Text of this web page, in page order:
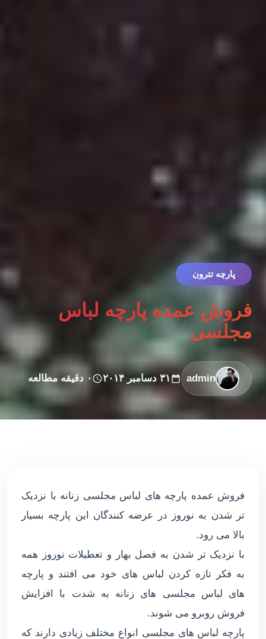
پارچه تترون
فروش عمده پارچه لباس
مجلسی
admin ۳۱ دسامبر ۲۰۱۴ ۰ دقیقه مطالعه
فروش عمده پارچه های لباس مجلسی زنانه با نزدیک
تر شدن به نوروز در عرضه کنندگان این پارچه بسیار
بالا می رود.
با نزدیک تر شدن به فصل بهار و تعطیلات نوروز همه
به فکر تازه کردن لباس های خود می افتند و پارچه
های لباس مجلسی های زنانه به شدت با افزایش
فروش روبرو می شوند.
پارچه لباس های مجلسی انواع مختلف زیادی دارند که